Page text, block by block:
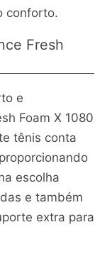
conforto.
Fresh
e
Foam X 1080
tênis conta
escolha
e também
extra para